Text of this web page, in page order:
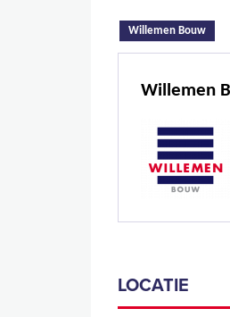
Willemen Bouw
Willemen
LOCATIE